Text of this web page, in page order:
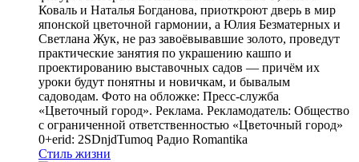
Коваль и Наталья Богданова, приоткроют дверь в мир
японской цветочной гармонии, а Юлия Безматерных и
Светлана Жук, не раз завоёвывавшие золото, проведут
практические занятия по украшению кашпо и
проектированию выставочных садов — причём их
уроки будут понятны и новичкам, и бывалым
садоводам. Фото на обложке: Пресс-служба
«Цветочный город». Реклама. Рекламодатель: Общество
с ограниченной ответственностью «Цветочный город»
0+erid: 2SDnjdTumoq Радио Romantika
Стиль жизни